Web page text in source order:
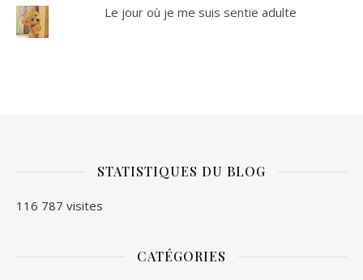
Le jour où je me suis sentie adulte
STATISTIQUES DU BLOG
116 787 visites
CATÉGORIES